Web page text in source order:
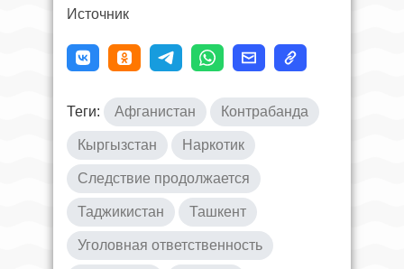
Источник
Теги: Афганистан Контрабанда
Кыргызстан Наркотик
Следствие продолжается
Таджикистан Ташкент
Уголовная ответственность